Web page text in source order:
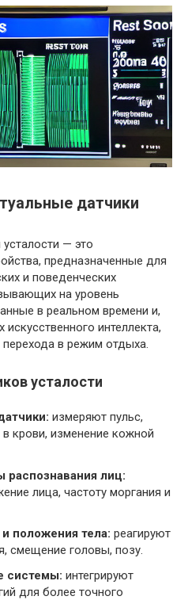
датчики
— это
предназначенные для
и поведенческих
на уровень
в реальном времени и,
интеллекта,
в режим отдыха.
усталости
измеряют пульс,
крови, изменение кожной
лиц:
лица, частоту моргания и
положения тела: реагируют
смещение головы, позу.
системы: интегрируют
для более точного